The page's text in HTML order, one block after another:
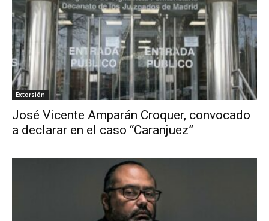
Digital
Extorsión
José Vicente Amparán Croquer, convocado
a declarar en el caso “Caranjuez”